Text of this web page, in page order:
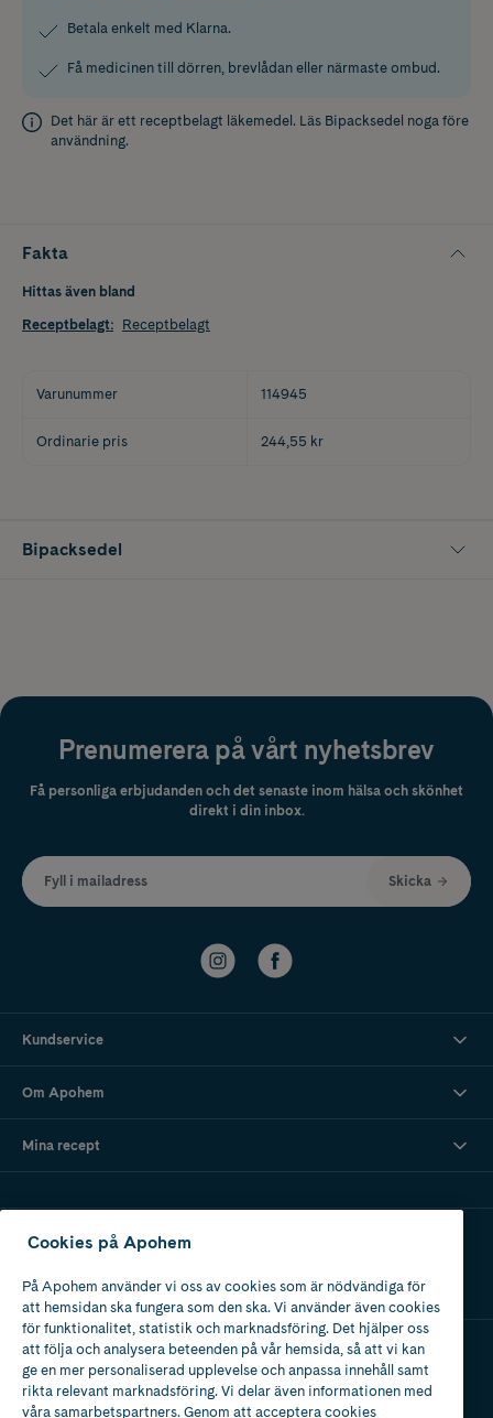
Betala enkelt med Klarna.
Få medicinen till dörren, brevlådan eller närmaste ombud.
Det här är ett receptbelagt läkemedel. Läs Bipacksedel noga före
användning.
Fakta
Hittas även bland
Receptbelagt: Receptbelagt
Varunummer 114945
Ordinarie pris 244,55 kr
Bipacksedel
Prenumerera på vårt nyhetsbrev
Få personliga erbjudanden och det senaste inom hälsa och skönhet
direkt i din inbox.
Fyll i mailadress Skicka
Kundservice
Om Apohem
Mina recept
Ladda ner vår app
Apotek med tillstånd
av Läkemedelsverket
Cookies på Apohem
På Apohem använder vi oss av cookies som är nödvändiga för
att hemsidan ska fungera som den ska. Vi använder även cookies
för funktionalitet, statistik och marknadsföring. Det hjälper oss
att följa och analysera beteenden på vår hemsida, så att vi kan
ge en mer personaliserad upplevelse och anpassa innehåll samt
rikta relevant marknadsföring. Vi delar även informationen med
våra samarbetspartners. Genom att acceptera cookies